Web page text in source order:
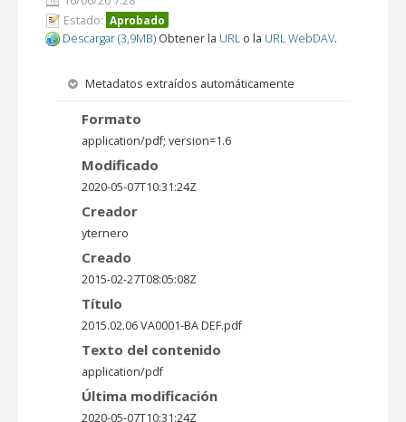
Estado: Aprobado
Descargar (3,9MB) Obtener la URL o la URL WebDAV.
Metadatos extraídos automáticamente
Formato
application/pdf; version=1.6
Modificado
2020-05-07T10:31:24Z
Creador
yternero
Creado
2015-02-27T08:05:08Z
Título
2015.02.06 VA0001-BA DEF.pdf
Texto del contenido
application/pdf
Última modificación
2020-05-07T10:31:24Z